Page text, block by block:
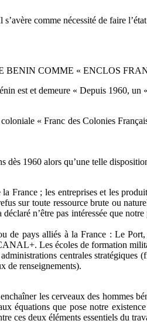
comme nécessité de faire
BENIN COMME « ENCLOS
est et demeure « Depuis 1960,
« Franc des Colonies
1960 alors qu’une telle
France ; les entreprises et les
sur toute ressource brute ou
n’être pas intéressée que
de pays alliés à la France : Le
Les écoles de formation
centrales
de renseignements).
les cerveaux des hommes
équations que pose notre
ces deux éléments essentiels du